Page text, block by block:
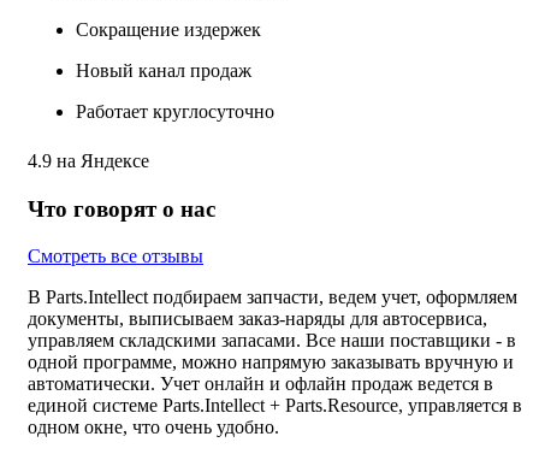
Сокращение издержек
Новый канал продаж
Работает круглосуточно
4.9 на Яндексе
Что говорят о нас
Смотреть все отзывы
В Parts.Intellect подбираем запчасти, ведем учет, оформляем
документы, выписываем заказ-наряды для автосервиса,
управляем складскими запасами. Все наши поставщики - в
одной программе, можно напрямую заказывать вручную и
автоматически. Учет онлайн и офлайн продаж ведется в
единой системе Parts.Intellect + Parts.Resource, управляется в
одном окне, что очень удобно.